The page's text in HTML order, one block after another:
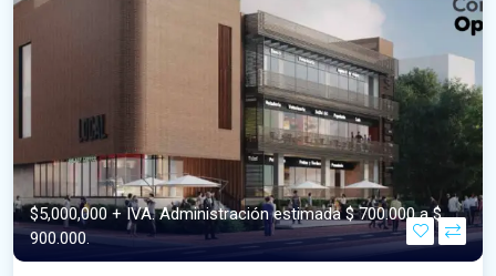
$5,000,000 + IVA. Administración estimada $ 700.000 a $
900.000.